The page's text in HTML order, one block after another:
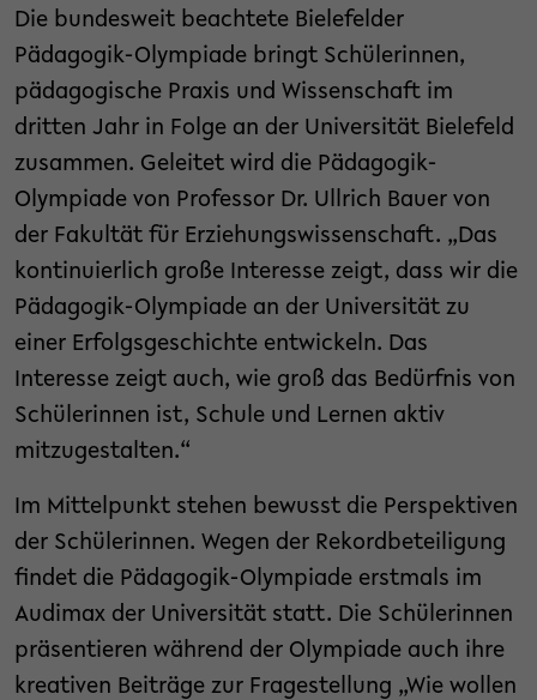
Die bundesweit beachtete Bielefelder
Pädagogik-Olympiade bringt Schülerinnen,
pädagogische Praxis und Wissenschaft im
dritten Jahr in Folge an der Universität Bielefeld
zusammen. Geleitet wird die Pädagogik-
Olympiade von Professor Dr. Ullrich Bauer von
der Fakultät für Erziehungswissenschaft. „Das
kontinuierlich große Interesse zeigt, dass wir die
Pädagogik-Olympiade an der Universität zu
einer Erfolgsgeschichte entwickeln. Das
Interesse zeigt auch, wie groß das Bedürfnis von
Schülerinnen ist, Schule und Lernen aktiv
mitzugestalten.“
Im Mittelpunkt stehen bewusst die Perspektiven
der Schülerinnen. Wegen der Rekordbeteiligung
findet die Pädagogik-Olympiade erstmals im
Audimax der Universität statt. Die Schülerinnen
präsentieren während der Olympiade auch ihre
kreativen Beiträge zur Fragestellung „Wie wollen